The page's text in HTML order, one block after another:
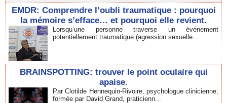
EMDR: Comprendre l’oubli traumatique : pourquoi
la mémoire s’efface… et pourquoi elle revient.
Lorsqu’une personne traverse un événement
potentiellement traumatique (agression sexuelle...
BRAINSPOTTING: trouver le point oculaire qui
apaise.
Par Clotilde Hennequin-Rivoire, psychologue clinicienne,
formée par David Grand, praticienn...